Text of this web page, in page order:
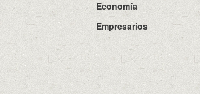
Economía
Empresarios